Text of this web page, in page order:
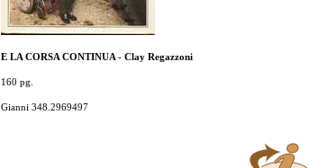
E LA CORSA CONTINUA - Clay Regazzoni
160 pg.
Gianni 348.2969497